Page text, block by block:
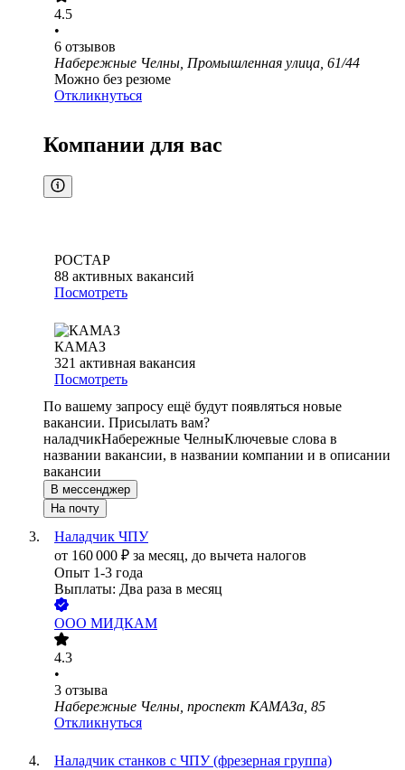
4.5
•
6 отзывов
Набережные Челны, Промышленная улица, 61/44
Можно без резюме
Откликнуться
Компании для вас
РОСТАР
88 активных вакансий
Посмотреть
КАМАЗ
321 активная вакансия
Посмотреть
По вашему запросу ещё будут появляться новые
вакансии. Присылать вам?
наладчикНабережные ЧелныКлючевые слова в
названии вакансии, в названии компании и в описании
вакансии
В мессенджер
На почту
Наладчик ЧПУ
от 160 000 ₽ за месяц, до вычета налогов
Опыт 1-3 года
Выплаты: Два раза в месяц
ООО МИДКАМ
4.3
•
3 отзыва
Набережные Челны, проспект КАМАЗа, 85
Откликнуться
Наладчик станков с ЧПУ (фрезерная группа)